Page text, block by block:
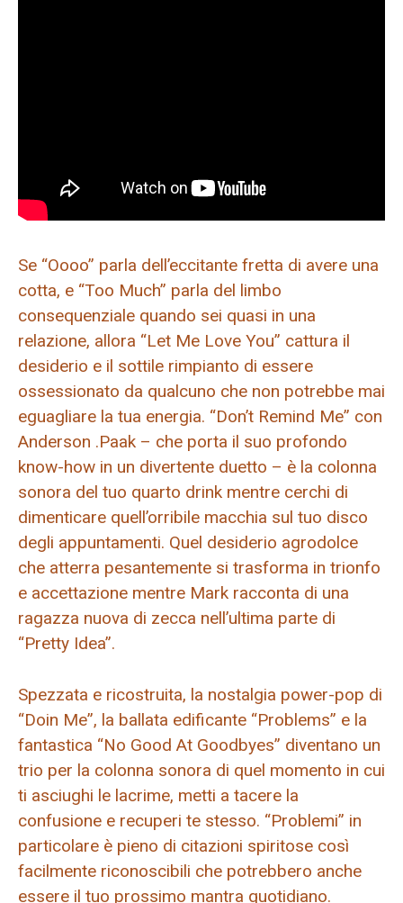
Se “Oooo” parla dell’eccitante fretta di avere una
cotta, e “Too Much” parla del limbo
consequenziale quando sei quasi in una
relazione, allora “Let Me Love You” cattura il
desiderio e il sottile rimpianto di essere
ossessionato da qualcuno che non potrebbe mai
eguagliare la tua energia. “Don’t Remind Me” con
Anderson .Paak – che porta il suo profondo
know-how in un divertente duetto – è la colonna
sonora del tuo quarto drink mentre cerchi di
dimenticare quell’orribile macchia sul tuo disco
degli appuntamenti. Quel desiderio agrodolce
che atterra pesantemente si trasforma in trionfo
e accettazione mentre Mark racconta di una
ragazza nuova di zecca nell’ultima parte di
“Pretty Idea”.
Spezzata e ricostruita, la nostalgia power-pop di
“Doin Me”, la ballata edificante “Problems” e la
fantastica “No Good At Goodbyes” diventano un
trio per la colonna sonora di quel momento in cui
ti asciughi le lacrime, metti a tacere la
confusione e recuperi te stesso. “Problemi” in
particolare è pieno di citazioni spiritose così
facilmente riconoscibili che potrebbero anche
essere il tuo prossimo mantra quotidiano.